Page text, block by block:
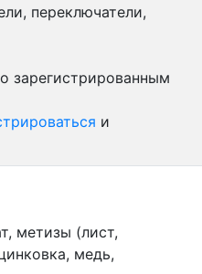
переключатели,
зарегистрированным
и
метизы (лист,
медь,